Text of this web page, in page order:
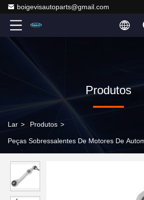
boigevisautoparts@gmail.com
Produtos
Lar > Produtos >
Peças Sobressalentes De Motores De